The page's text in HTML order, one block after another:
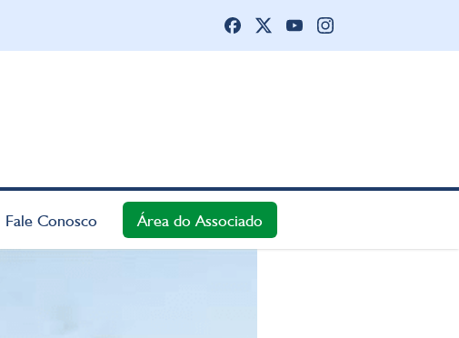
Fale Conosco Área do Associado